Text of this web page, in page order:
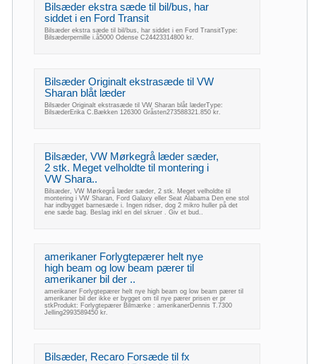
Bilsæder ekstra sæde til bil/bus, har
siddet i en Ford Transit
Bilsæder ekstra sæde til bil/bus, har siddet i en Ford TransitType:
Bilsæderpernille i.å5000 Odense C24423314800 kr.
Bilsæder Originalt ekstrasæde til VW
Sharan blåt læder
Bilsæder Originalt ekstrasæde til VW Sharan blåt læderType:
BilsæderErika C.Bækken 126300 Gråsten273588321.850 kr.
Bilsæder, VW Mørkegrå læder sæder,
2 stk. Meget velholdte til montering i
VW Shara..
Bilsæder, VW Mørkegrå læder sæder, 2 stk. Meget velholdte til
montering i VW Sharan, Ford Galaxy eller Seat Alabama Den ene stol
har indbygget barnesæde i. Ingen ridser, dog 2 mikro huller på det
ene sæde bag. Beslag inkl en del skruer . Giv et bud..
amerikaner Forlygtepærer helt nye
high beam og low beam pærer til
amerikaner bil der ..
amerikaner Forlygtepærer helt nye high beam og low beam pærer til
amerikaner bil der ikke er bygget om til nye pærer prisen er pr
stkProdukt: Forlygtepærer Bilmærke : amerikanerDennis T.7300
Jelling2993589450 kr.
Bilsæder, Recaro Forsæde til fx